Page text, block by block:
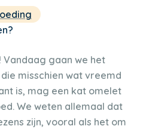
gaan we het
misschien wat vreemd
is, mag een kat omelet
We weten allemaal dat
zijn, vooral als het om